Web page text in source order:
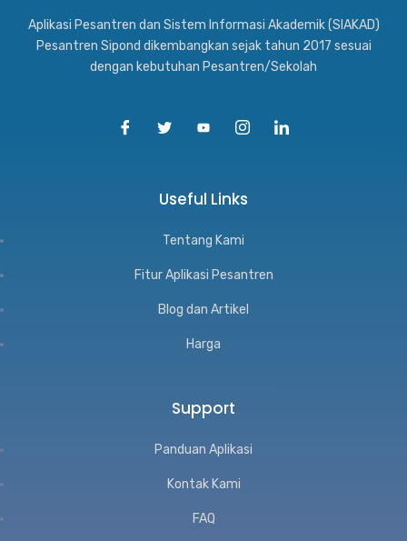
Aplikasi Pesantren dan Sistem Informasi Akademik (SIAKAD)
Pesantren Sipond dikembangkan sejak tahun 2017 sesuai
dengan kebutuhan Pesantren/Sekolah
Useful Links
Tentang Kami
Fitur Aplikasi Pesantren
Blog dan Artikel
Harga
Support
Panduan Aplikasi
Kontak Kami
FAQ